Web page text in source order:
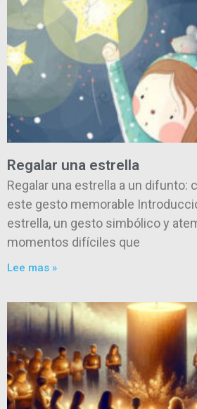
Regalar una estrella
Regalar una estrella a un difunto:
este gesto memorable
estrella, un gesto simbólico y
momentos difíciles que
Lee mas »